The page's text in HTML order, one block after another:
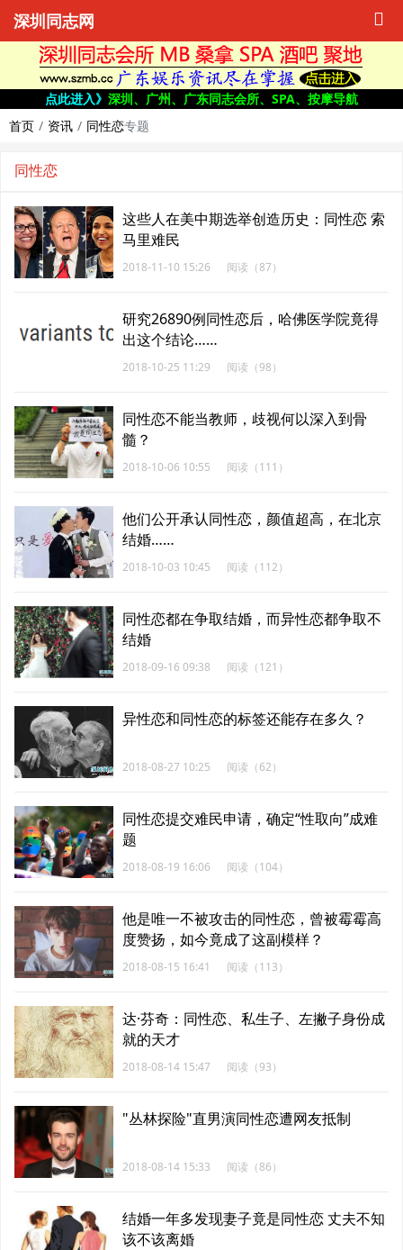
深圳同志网
点此进入》 深圳、广州、广东同志会所、SPA、按摩导航
首页
资讯 同性恋专题
同性恋
这些人在美中期选举创造历史：同性恋 索
马里难民
2018-11-10 15:26 阅读（87）
研究26890例同性恋后，哈佛医学院竟得
出这个结论……
2018-10-25 11:29 阅读（98）
同性恋不能当教师，歧视何以深入到骨
髓？
2018-10-06 10:55 阅读（111）
他们公开承认同性恋，颜值超高，在北京
结婚……
2018-10-03 10:45 阅读（112）
同性恋都在争取结婚，而异性恋都争取不
结婚
2018-09-16 09:38 阅读（121）
异性恋和同性恋的标签还能存在多久？
2018-08-27 10:25 阅读（62）
同性恋提交难民申请，确定“性取向”成难
题
2018-08-19 16:06 阅读（104）
他是唯一不被攻击的同性恋，曾被霉霉高
度赞扬，如今竟成了这副模样？
2018-08-15 16:41 阅读（113）
达·芬奇：同性恋、私生子、左撇子身份成
就的天才
2018-08-14 15:47 阅读（93）
"丛林探险"直男演同性恋遭网友抵制
2018-08-14 15:33 阅读（86）
结婚一年多发现妻子竟是同性恋 丈夫不知
该不该离婚